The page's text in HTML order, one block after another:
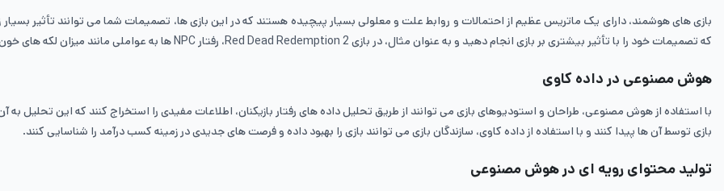
بازی ‌های هوشمند، دارای یک ماتریس عظیم از احتمالات و روابط علت و معلولی بسیار پیچیده هستند که در این بازی ‌ها، تصمیمات شما می ‌توانند تأثیر
که تصمیمات خود را با تأثیر بیشتری بر بازی انجام دهید و به عنوان مثال، در بازی Red Dead Redemption 2، رفتار NPC ها به عواملی مانند میزان لکه ‌های خون روی لباس یا نوع کلاهی که بر سر دارید وابسته است.
هوش مصنوعی در داده کاوی
با استفاده از هوش مصنوعی، طراحان و استودیوهای بازی می ‌توانند از طریق تحلیل داده‌ های رفتار بازیکنان، اطلاعات مفیدی را استخراج کنند که این تحلیل به
بازی توسط آن‌ ها پیدا کنند و با استفاده از داده‌ کاوی، سازندگان بازی می ‌توانند بازی را بهبود داده و فرصت ‌های جدیدی در زمینه کسب درآمد را شناسایی کنند.
تولید محتوای رویه‌ ای در هوش مصنوعی